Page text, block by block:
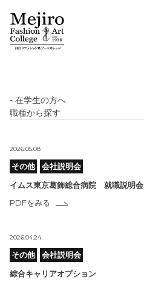
- 在学生の方へ
職種から探す
2026.05.08
その他
会社説明会
イムス東京葛飾総合病院 就職説明会
PDFをみる
2026.04.24
その他
会社説明会
綜合キャリアオプション